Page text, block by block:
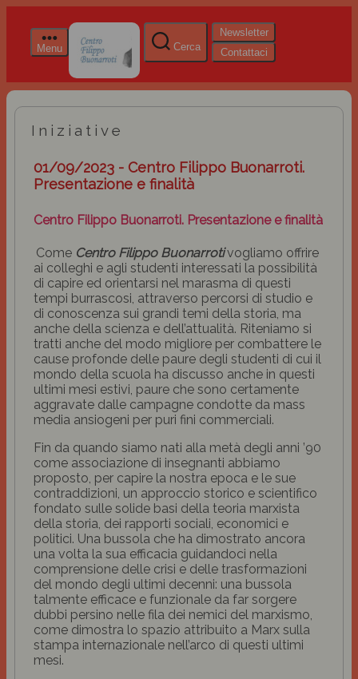
Menu Cerca
Newsletter
Contattaci
Iniziative
01/09/2023 - Centro Filippo Buonarroti.
Presentazione e finalità
Centro Filippo Buonarroti. Presentazione e finalità
Come Centro Filippo Buonarrotivogliamo offrire
ai colleghi e agli studenti interessati la possibilità
di capire ed orientarsi nel marasma di questi
tempi burrascosi, attraverso percorsi di studio e
di conoscenza sui grandi temi della storia, ma
anche della scienza e dell’attualità. Riteniamo si
tratti anche del modo migliore per combattere le
cause profonde delle paure degli studenti di cui il
mondo della scuola ha discusso anche in questi
ultimi mesi estivi, paure che sono certamente
aggravate dalle campagne condotte da mass
media ansiogeni per puri fini commerciali.
Fin da quando siamo nati alla metà degli anni ’90
come associazione di insegnanti abbiamo
proposto, per capire la nostra epoca e le sue
contraddizioni, un approccio storico e scientifico
fondato sulle solide basi della teoria marxista
della storia, dei rapporti sociali, economici e
politici. Una bussola che ha dimostrato ancora
una volta la sua efficacia guidandoci nella
comprensione delle crisi e delle trasformazioni
del mondo degli ultimi decenni: una bussola
talmente efficace e funzionale da far sorgere
dubbi persino nelle fila dei nemici del marxismo,
come dimostra lo spazio attribuito a Marx sulla
stampa internazionale nell’arco di questi ultimi
mesi.